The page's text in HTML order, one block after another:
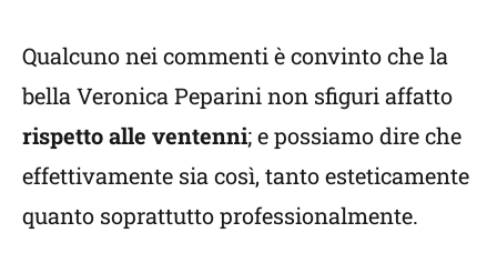
Qualcuno nei commenti è convinto che la
bella Veronica Peparini non sfiguri affatto
rispetto alle ventenni; e possiamo dire che
effettivamente sia così, tanto esteticamente
quanto soprattutto professionalmente.